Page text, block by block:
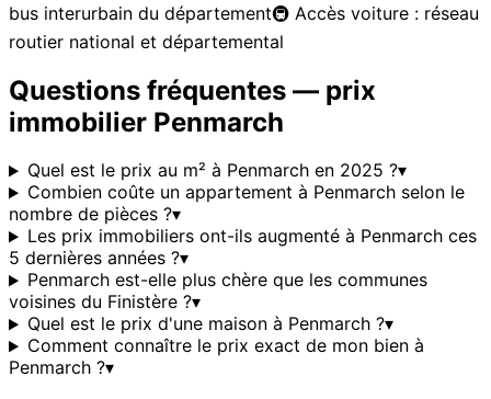
bus interurbain du département🚇 Accès voiture : réseau
routier national et départemental
Questions fréquentes — prix
immobilier Penmarch
Quel est le prix au m² à Penmarch en 2025 ?▾
Combien coûte un appartement à Penmarch selon le
nombre de pièces ?▾
Les prix immobiliers ont-ils augmenté à Penmarch ces
5 dernières années ?▾
Penmarch est-elle plus chère que les communes
voisines du Finistère ?▾
Quel est le prix d'une maison à Penmarch ?▾
Comment connaître le prix exact de mon bien à
Penmarch ?▾